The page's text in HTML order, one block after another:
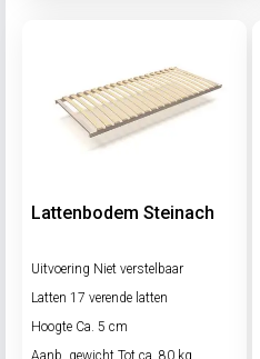
Lattenbodem Steinach
Uitvoering Niet verstelbaar
Latten 17 verende latten
Hoogte Ca. 5 cm